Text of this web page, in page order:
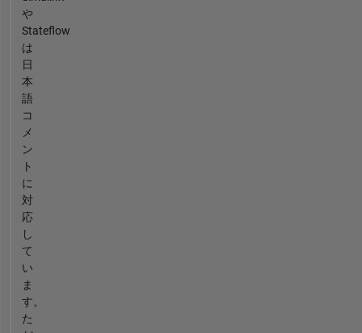
や
Stateflow
は
日
本
語
コ
メ
ン
ト
に
対
応
し
て
い
ま
す。
た